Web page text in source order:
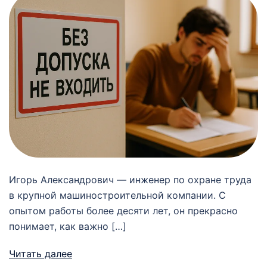
Игорь Александрович — инженер по охране труда
в крупной машиностроительной компании. С
опытом работы более десяти лет, он прекрасно
понимает, как важно […]
Читать далее